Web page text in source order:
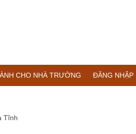
CHO NHÀ TRƯỜNG ĐĂNG NHẬP
Tĩnh